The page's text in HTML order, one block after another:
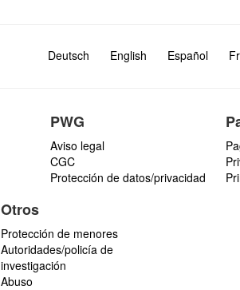
Deutsch English Español
PWG
Aviso legal
CGC
Protección de datos/privacidad
Otros
Protección de menores
Autoridades/policía de
investigación
Abuso